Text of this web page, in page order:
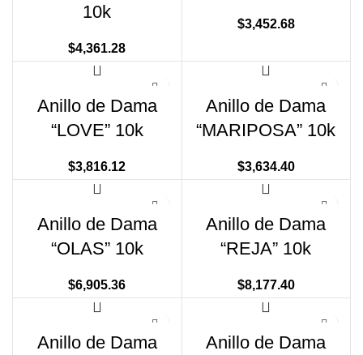
10k
$4,361.28
$3,452.68
Anillo de Dama
“LOVE” 10k
$3,816.12
Anillo de Dama
“MARIPOSA” 10k
$3,634.40
Anillo de Dama
“OLAS” 10k
$6,905.36
Anillo de Dama
“REJA” 10k
$8,177.40
Anillo de Dama
Anillo de Dama